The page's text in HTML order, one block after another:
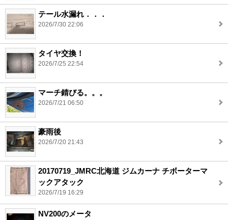
テール水漏れ．．．
2026/7/30 22:06
タイヤ交換！
2026/7/25 22:54
マーチ錆びる。。。
2026/7/21 06:50
豪雨後
2026/7/20 21:43
20170719_JMRC北海道 ジムカーナ チボーターマ
ックアタック
2026/7/19 16:29
NV200のメータ